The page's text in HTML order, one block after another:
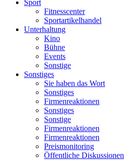
Sport
Fitnesscenter
Sportartikelhandel
Unterhaltung
Kino
Bühne
Events
Sonstige
Sonstiges
Sie haben das Wort
Sonstiges
Firmenreaktionen
Sonstiges
Sonstige
Firmenreaktionen
Firmenreaktionen
Preismonitoring
Öffentliche Diskussionen